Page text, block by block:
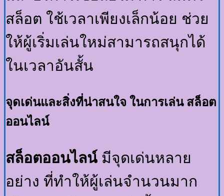
สล็อต ใช้เวลาเพียงเล็กน้อย ช่วย
ให้ผู้เริ่มเล่นใหม่สามารถสนุกได้
ในเวลาอันสั้น
จุดเด่นและสิ่งที่น่าสนใจ ในการเล่น สล็อต
ออนไลน์
สล็อตออนไลน์ มีจุดเด่นหลาย
อย่าง ที่ทำให้ผู้เล่นจำนวนมาก